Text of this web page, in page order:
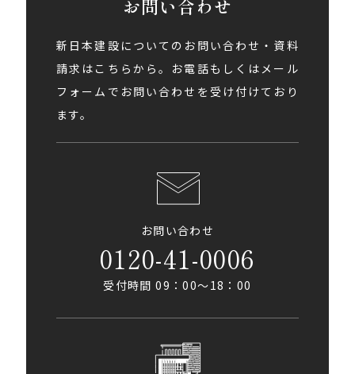
お問い合わせ
新日本建設についてのお問い合わせ・資料
請求はこちらから。お電話もしくはメール
フォームでお問い合わせを受け付けており
ます。
お問い合わせ
0120-41-0006
受付時間 09：00〜18：00